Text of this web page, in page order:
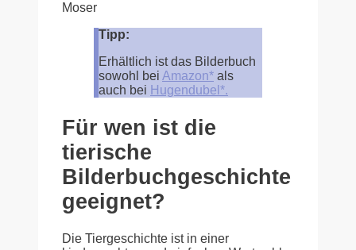
Tipp:
Erhältlich ist das Bilderbuch
sowohl bei Amazon* als
auch bei Hugendubel*.
Für wen ist die
tierische
Bilderbuchgeschichte
geeignet?
Die Tiergeschichte ist in einer